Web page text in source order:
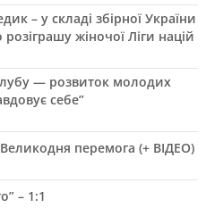
– у складі збірної України
жіночої Ліги націй
— розвиток молодих
себе”
перемога (+ ВІДЕО)
– 1:1